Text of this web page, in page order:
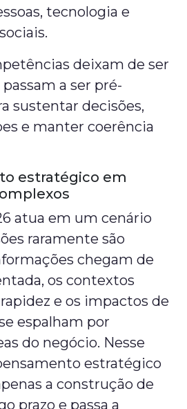
tecnologia e
deixam de ser
a ser pré-
sustentar decisões,
e manter coerência
estratégico em
atua em um cenário
raramente são
chegam de
os contextos
e os impactos de
espalham por
do negócio. Nesse
estratégico
a construção de
prazo e passa a